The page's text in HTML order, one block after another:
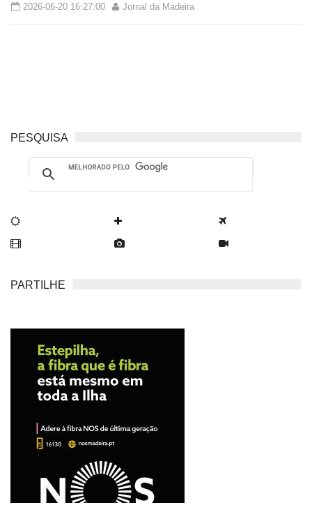
2026-06-20 16:27:00 Jornal da Madeira
PESQUISA
PARTILHE